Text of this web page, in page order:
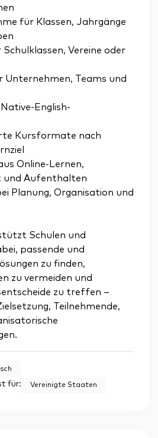
für Klassen, Jahrgänge
Vereine oder
Unternehmen, Teams und
English-
Kursformate nach
Online-Lernen,
und Aufenthalten
Planung, Organisation und
Schulen und
passende und
zu finden,
zu vermeiden und
zu treffen –
Teilnehmende,
für: Vereinigte Staaten